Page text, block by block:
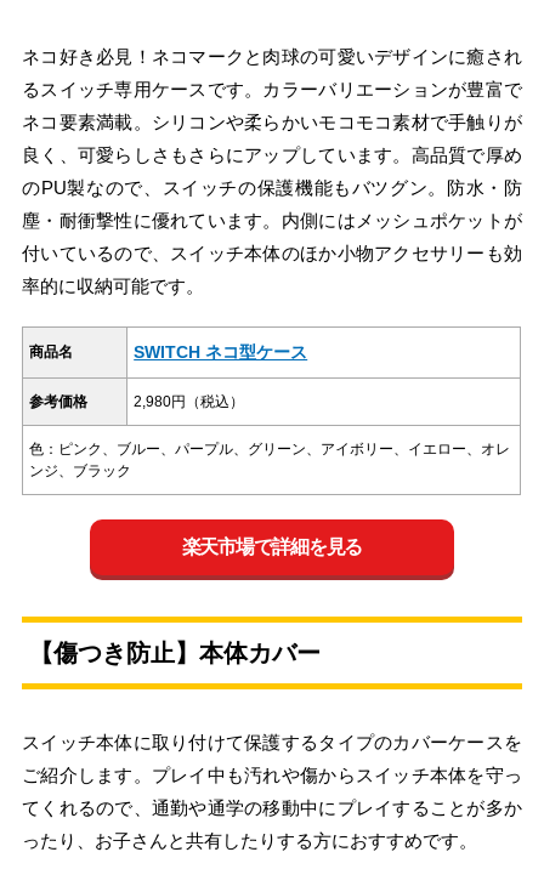
ネコ好き必見！ネコマークと肉球の可愛いデザインに癒され
るスイッチ専用ケースです。カラーバリエーションが豊富で
ネコ要素満載。シリコンや柔らかいモコモコ素材で手触りが
良く、可愛らしさもさらにアップしています。高品質で厚め
のPU製なので、スイッチの保護機能もバツグン。防水・防
塵・耐衝撃性に優れています。内側にはメッシュポケットが
付いているので、スイッチ本体のほか小物アクセサリーも効
率的に収納可能です。
商品名 SWITCH ネコ型ケース
参考価格 2,980円（税込）
色：ピンク、ブルー、パープル、グリーン、アイボリー、イエロー、オレ
ンジ、ブラック
楽天市場で詳細を見る
【傷つき防止】本体カバー
スイッチ本体に取り付けて保護するタイプのカバーケースを
ご紹介します。プレイ中も汚れや傷からスイッチ本体を守っ
てくれるので、通勤や通学の移動中にプレイすることが多か
ったり、お子さんと共有したりする方におすすめです。